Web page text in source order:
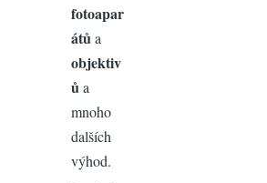
fotoapar
átů a
objektiv
ů a
mnoho
dalších
výhod.